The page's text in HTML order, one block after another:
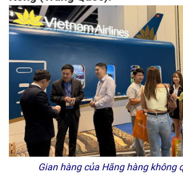
Gian hàng của Hãng hàng không